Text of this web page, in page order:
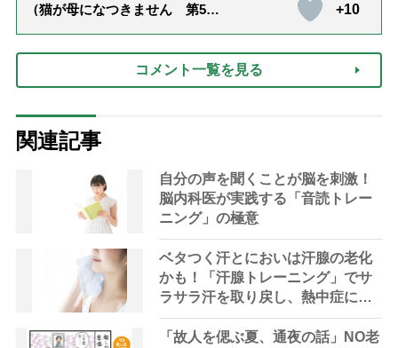
（猫が母になつきません 第500
+10
コメント一覧を見る
関連記事
自分の声を聞くことが脳を刺激！
脳内科医が実践する「音読トレー
ニング」の極意
ベタつく汗とにおいは汗腺の老化
かも！「汗腺トレーニング」でサ
ラサラ汗を取り戻し、熱中症に負
けない体へ
「故人を偲ぶ夏、通夜の話」NO老